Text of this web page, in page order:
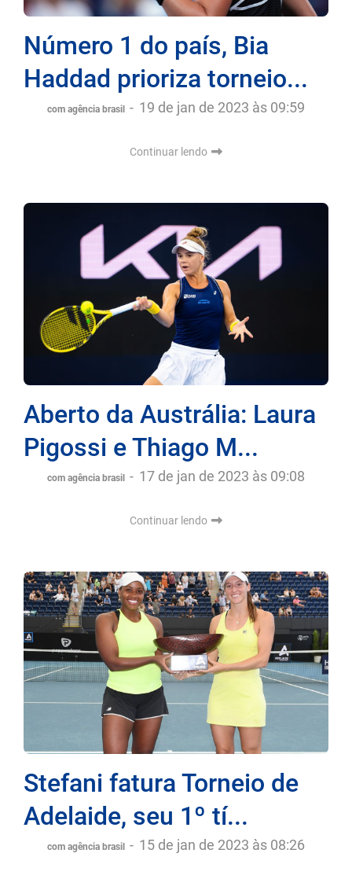
Número 1 do país, Bia
Haddad prioriza torneio...
com agência brasil - 19 de jan de 2023 às 09:59
Continuar lendo
Aberto da Austrália: Laura
Pigossi e Thiago M...
com agência brasil - 17 de jan de 2023 às 09:08
Continuar lendo
Stefani fatura Torneio de
Adelaide, seu 1º tí...
com agência brasil - 15 de jan de 2023 às 08:26